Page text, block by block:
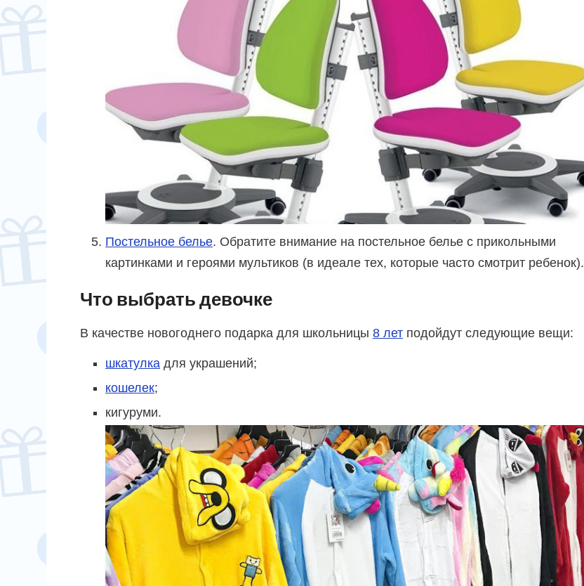
Постельное белье. Обратите внимание на постельное белье с прикольными
картинками и героями мультиков (в идеале тех, которые часто смотрит ребенок).
Что выбрать девочке
В качестве новогоднего подарка для школьницы 8 лет подойдут следующие вещи:
шкатулка для украшений;
кошелек;
кигуруми.